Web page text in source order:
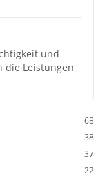
und
die Leistungen
68
38
37
22